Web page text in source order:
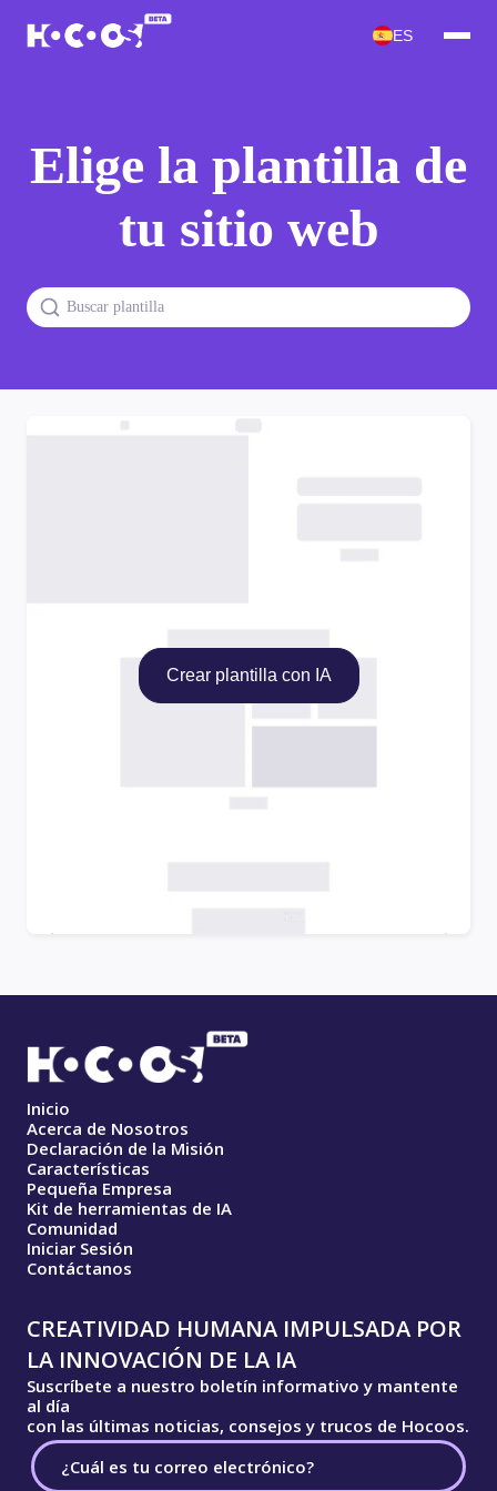
ES
Elige la plantilla de
tu sitio web
Crear plantilla con IA
Inicio
Acerca de Nosotros
Declaración de la Misión
Características
Pequeña Empresa
Kit de herramientas de IA
Comunidad
Iniciar Sesión
Contáctanos
CREATIVIDAD HUMANA IMPULSADA POR
LA INNOVACIÓN DE LA IA
Suscríbete a nuestro boletín informativo y mantente
al día
con las últimas noticias, consejos y trucos de Hocoos.